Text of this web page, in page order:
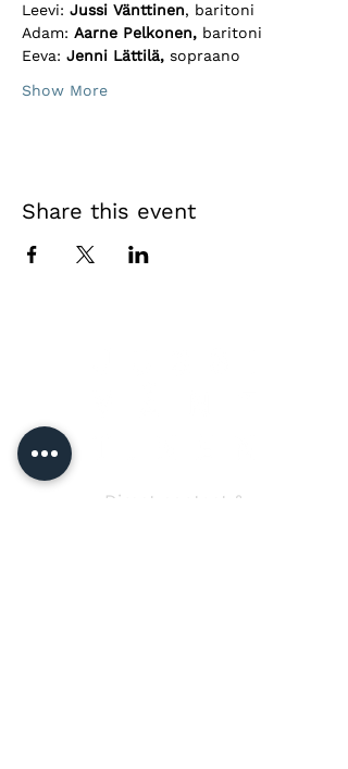
Leevi: Jussi Vänttinen, baritoni
Adam: Aarne Pelkonen, baritoni
Eeva: Jenni Lättilä, sopraano
Show More
Share this event
Direct contact &